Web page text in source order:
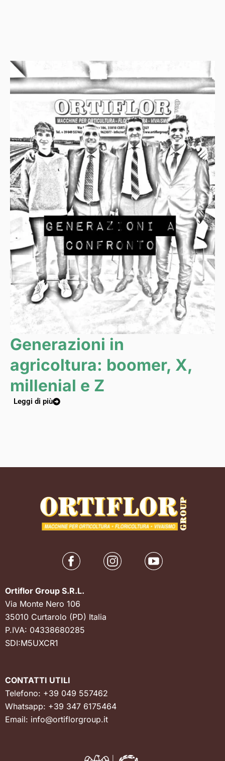
Generazioni in
agricoltura: boomer, X,
millenial e Z
Leggi di più
Ortiflor Group S.R.L.
Via Monte Nero 106
35010 Curtarolo (PD) Italia
P.IVA: 04338680285
SDI:M5UXCR1
CONTATTI UTILI
Telefono: +39 049 557462
Whatsapp: +39 347 6175464
Email: info@ortiflorgroup.it